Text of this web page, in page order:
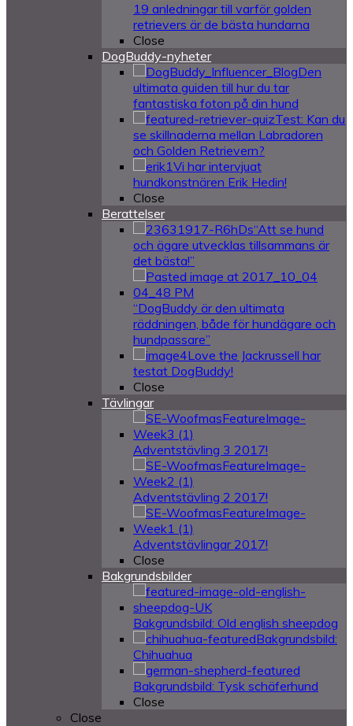
19 anledningar till varför golden
retrievers är de bästa hundarna
Close
DogBuddy-nyheter
Den
ultimata guiden till hur du tar
fantastiska foton på din hund
Test: Kan du
se skillnaderna mellan Labradoren
och Golden Retrievern?
Vi har intervjuat
hundkonstnären Erik Hedin!
Close
Berattelser
“Att se hund
och ägare utvecklas tillsammans är
det bästa!”
“DogBuddy är den ultimata
räddningen, både för hundägare och
hundpassare”
Love the Jackrussell har
testat DogBuddy!
Close
Tävlingar
Adventstävling 3 2017!
Adventstävling 2 2017!
Adventstävlingar 2017!
Close
Bakgrundsbilder
Bakgrundsbild: Old english sheepdog
Bakgrundsbild:
Chihuahua
Bakgrundsbild: Tysk schäferhund
Close
Close